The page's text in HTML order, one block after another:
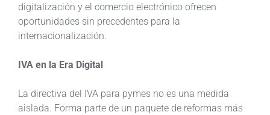
digitalización y el comercio electrónico ofrecen
oportunidades sin precedentes para la
internacionalización.
IVA en la Era Digital
La directiva del IVA para pymes no es una medida
aislada. Forma parte de un paquete de reformas más